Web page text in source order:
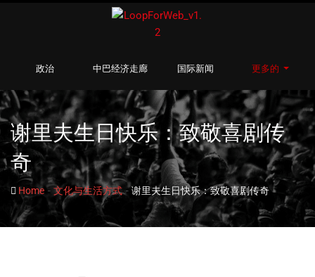
政治 中巴经济走廊 国际新闻 更多的
谢里夫生日快乐：致敬喜剧传
奇
Home- 文化与生活方式-谢里夫生日快乐：致敬喜剧传奇